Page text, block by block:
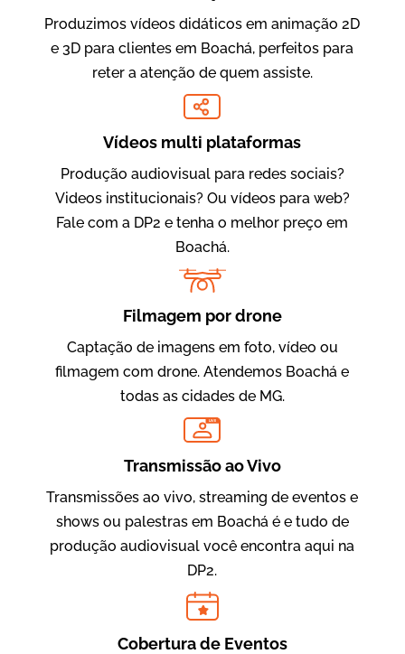
Amigo Edu
Evolucional
Vídeos para Treinamentos
Produzimos vídeos didáticos em animação 2D
e 3D para clientes em Boachá, perfeitos para
reter a atenção de quem assiste.
Vídeos multi plataformas
Produção audiovisual para redes sociais?
Videos institucionais? Ou vídeos para web?
Fale com a DP2 e tenha o melhor preço em
Boachá.
Filmagem por drone
Captação de imagens em foto, vídeo ou
filmagem com drone. Atendemos Boachá e
todas as cidades de MG.
LIVE
Transmissão ao Vivo
Transmissões ao vivo, streaming de eventos e
shows ou palestras em Boachá é e tudo de
produção audiovisual você encontra aqui na
DP2.
Cobertura de Eventos